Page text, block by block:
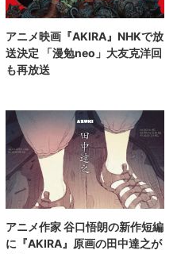
アニメ映画『AKIRA』NHKで放
送決定 「漫勉neo」大友克洋回
も再放送
アニメ作家 谷口悟朗の新作短編
に『AKIRA』原画の田中達之が